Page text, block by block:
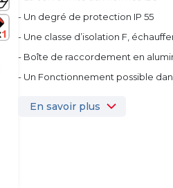
- Un degré de protection IP 55
- Une classe d’isolation F,
- Boîte de raccordement en
- Un Fonctionnement possible
En savoir plus